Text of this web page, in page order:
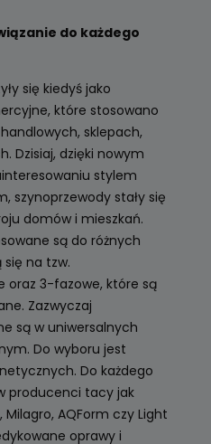
do każdego
się kiedyś jako
które stosowano
sklepach,
Dzisiaj, dzięki nowym
stylem
szynoprzewody stały się
domów i mieszkań.
są do różnych
na tzw.
oraz 3-fazowe, które są
Zazwyczaj
są w uniwersalnych
Do wyboru jest
Do każdego
producenci tacy jak
Milagro, AQForm czy Light
oprawy i